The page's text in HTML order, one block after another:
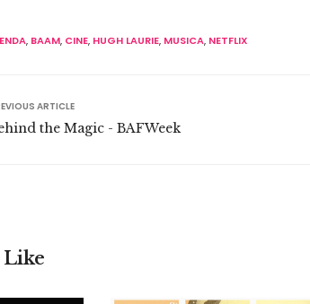
, BAAM, CINE, HUGH LAURIE, MUSICA, NETFLIX
ARTICLE
the Magic - BAFWeek
Like